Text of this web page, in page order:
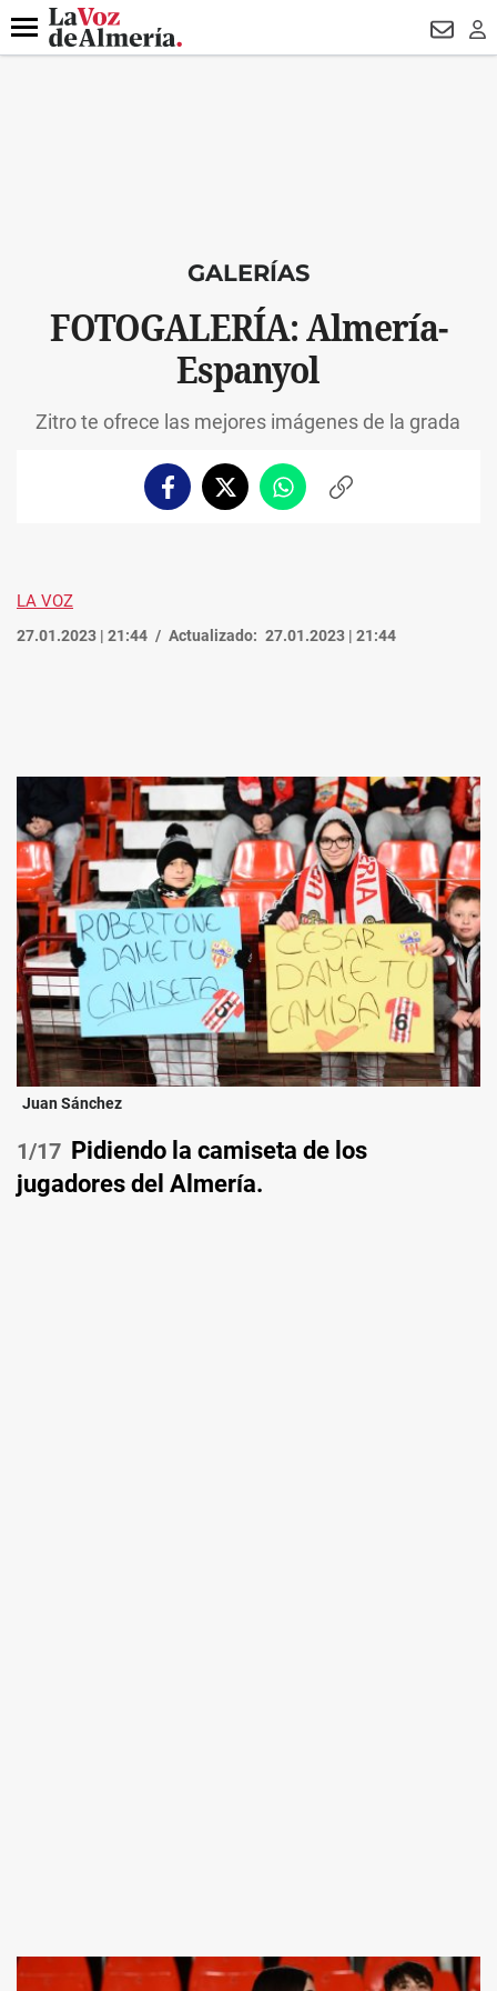
DESTACADO
Menú
GALERÍAS
FOTOGALERÍA: Almería-
Espanyol
Zitro te ofrece las mejores imágenes de la grada
FacebookTwitterWhatsappCopiar
LA VOZ
27.01.2023 | 21:44 Actualizado: 27.01.2023 | 21:44
Juan Sánchez
/17 Pidiendo la camiseta de los
jugadores del Almería.